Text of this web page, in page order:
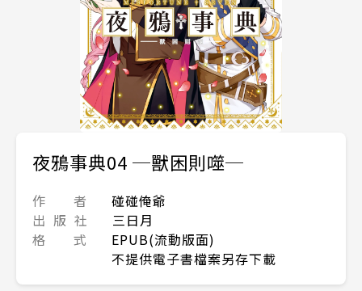
夜鴉事典04 ─獸困則噬─
作 者
碰碰俺爺
出 版 社
三日月
格 式
EPUB(流動版面)
不提供電子書檔案另存下載